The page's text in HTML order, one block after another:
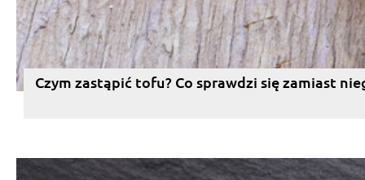
Czym zastąpić tofu? Co sprawdzi się zamiast